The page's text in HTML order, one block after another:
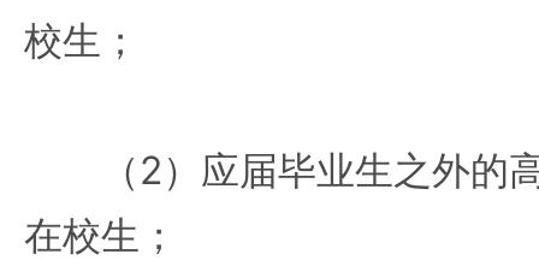
校生；
（2）应届毕业生之外的
在校生；